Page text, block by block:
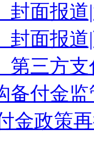
封面报
封面报
第三方
备付金
金政策